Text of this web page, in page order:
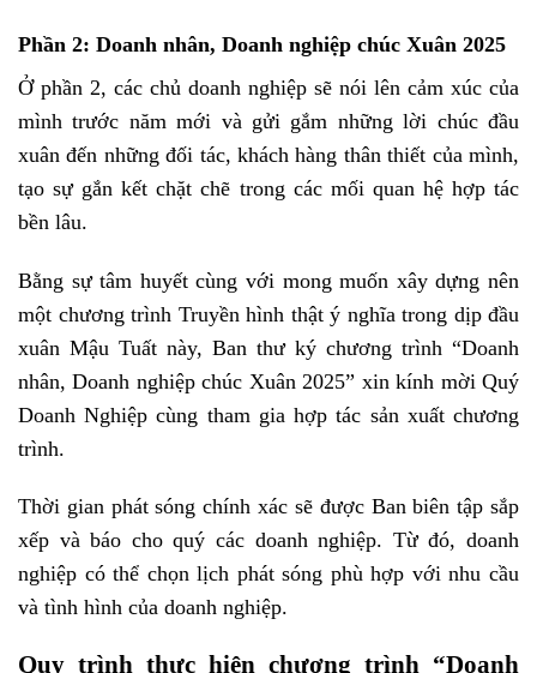
Phần 2: Doanh nhân, Doanh nghiệp chúc Xuân 2025
Ở phần 2, các chủ doanh nghiệp sẽ nói lên cảm xúc của
mình trước năm mới và gửi gắm những lời chúc đầu
xuân đến những đối tác, khách hàng thân thiết của mình,
tạo sự gắn kết chặt chẽ trong các mối quan hệ hợp tác
bền lâu.
Bằng sự tâm huyết cùng với mong muốn xây dựng nên
một chương trình Truyền hình thật ý nghĩa trong dịp đầu
xuân Mậu Tuất này, Ban thư ký chương trình “Doanh
nhân, Doanh nghiệp chúc Xuân 2025” xin kính mời Quý
Doanh Nghiệp cùng tham gia hợp tác sản xuất chương
trình.
Thời gian phát sóng chính xác sẽ được Ban biên tập sắp
xếp và báo cho quý các doanh nghiệp. Từ đó, doanh
nghiệp có thể chọn lịch phát sóng phù hợp với nhu cầu
và tình hình của doanh nghiệp.
Quy trình thực hiện chương trình “Doanh